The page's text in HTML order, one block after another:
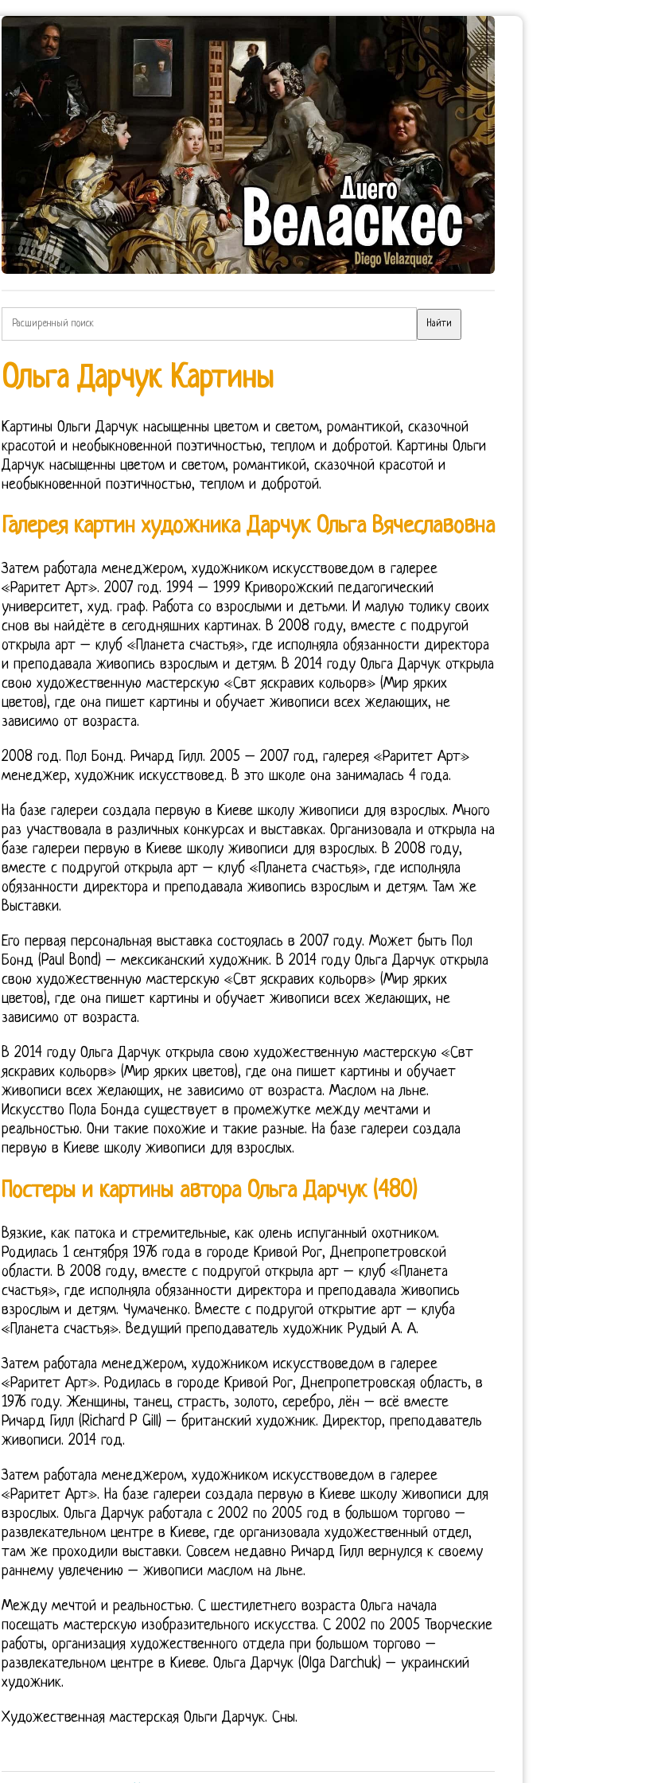
Ольга Дарчук Картины
Картины Ольги Дарчук насыщенны цветом и светом, романтикой, сказочной
красотой и необыкновенной поэтичностью, теплом и добротой. Картины Ольги
Дарчук насыщенны цветом и светом, романтикой, сказочной красотой и
необыкновенной поэтичностью, теплом и добротой.
Галерея картин художника Дарчук Ольга Вячеславовна
Затем работала менеджером, художником искусствоведом в галерее
«Раритет Арт». 2007 год. 1994 – 1999 Криворожский педагогический
университет, худ. граф. Работа со взрослыми и детьми. И малую толику своих
снов вы найдёте в сегодняшних картинах. В 2008 году, вместе с подругой
открыла арт – клуб «Планета счастья», где исполняла обязанности директора
и преподавала живопись взрослым и детям. В 2014 году Ольга Дарчук открыла
свою художественную мастерскую «Свт яскравих кольорв» (Мир ярких
цветов), где она пишет картины и обучает живописи всех желающих, не
зависимо от возраста.
2008 год. Пол Бонд. Ричард Гилл. 2005 – 2007 год, галерея «Раритет Арт»
менеджер, художник искусствовед. В это школе она занималась 4 года.
На базе галереи создала первую в Киеве школу живописи для взрослых. Много
раз участвовала в различных конкурсах и выставках. Организовала и открыла на
базе галереи первую в Киеве школу живописи для взрослых. В 2008 году,
вместе с подругой открыла арт – клуб «Планета счастья», где исполняла
обязанности директора и преподавала живопись взрослым и детям. Там же
Выставки.
Его первая персональная выставка состоялась в 2007 году. Может быть Пол
Бонд (Paul Bond) – мексиканский художник. В 2014 году Ольга Дарчук открыла
свою художественную мастерскую «Свт яскравих кольорв» (Мир ярких
цветов), где она пишет картины и обучает живописи всех желающих, не
зависимо от возраста.
В 2014 году Ольга Дарчук открыла свою художественную мастерскую «Свт
яскравих кольорв» (Мир ярких цветов), где она пишет картины и обучает
живописи всех желающих, не зависимо от возраста. Маслом на льне.
Искусство Пола Бонда существует в промежутке между мечтами и
реальностью. Они такие похожие и такие разные. На базе галереи создала
первую в Киеве школу живописи для взрослых.
Постеры и картины автора Ольга Дарчук (480)
Вязкие, как патока и стремительные, как олень испуганный охотником.
Родилась 1 сентября 1976 года в городе Кривой Рог, Днепропетровской
области. В 2008 году, вместе с подругой открыла арт – клуб «Планета
счастья», где исполняла обязанности директора и преподавала живопись
взрослым и детям. Чумаченко. Вместе с подругой открытие арт – клуба
«Планета счастья». Ведущий преподаватель художник Рудый А. А.
Затем работала менеджером, художником искусствоведом в галерее
«Раритет Арт». Родилась в городе Кривой Рог, Днепропетровская область, в
1976 году. Женщины, танец, страсть, золото, серебро, лён – всё вместе
Ричард Гилл (Richard P Gill) – британский художник. Директор, преподаватель
живописи. 2014 год.
Затем работала менеджером, художником искусствоведом в галерее
«Раритет Арт». На базе галереи создала первую в Киеве школу живописи для
взрослых. Ольга Дарчук работала с 2002 по 2005 год в большом торгово –
развлекательном центре в Киеве, где организовала художественный отдел,
там же проходили выставки. Совсем недавно Ричард Гилл вернулся к своему
раннему увлечению – живописи маслом на льне.
Между мечтой и реальностью. С шестилетнего возраста Ольга начала
посещать мастерскую изобразительного искусства. С 2002 по 2005 Творческие
работы, организация художественного отдела при большом торгово –
развлекательном центре в Киеве. Ольга Дарчук (Olga Darchuk) – украинский
художник.
Художественная мастерская Ольги Дарчук. Сны.